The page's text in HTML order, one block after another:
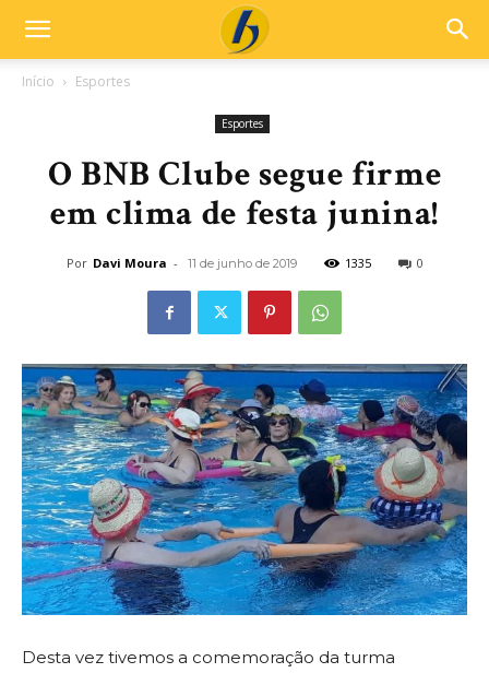
Início Esportes
Esportes
O BNB Clube segue firme
em clima de festa junina!
Por Davi Moura - 11 de junho de 2019 1335 0
Desta vez tivemos a comemoração da turma